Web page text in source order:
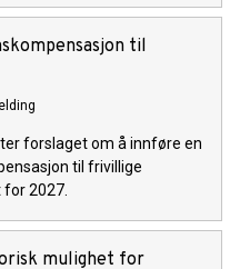
til
forslaget om å innføre en
til frivillige
2027.
mulighet for